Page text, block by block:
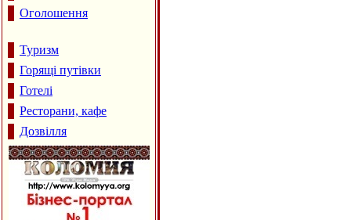
Оголошення
Туризм
Горящі путівки
Готелі
Ресторани, кафе
Дозвілля